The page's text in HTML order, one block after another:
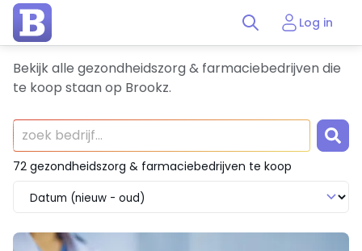
Log in
Bekijk alle gezondheidszorg & farmaciebedrijven die
te koop staan op Brookz.
72 gezondheidszorg & farmaciebedrijven te koop